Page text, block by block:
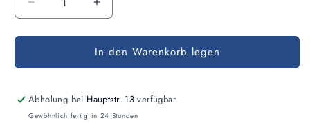
Verringere
die
Menge
Dekobügel
Lights
Holder
Erhöhe
die
Menge
für
Dekobügel
Lights
Holder
In den Warenkorb legen
Abholung bei Hauptstr. 13 verfügbar
Gewöhnlich fertig in 24 Stunden